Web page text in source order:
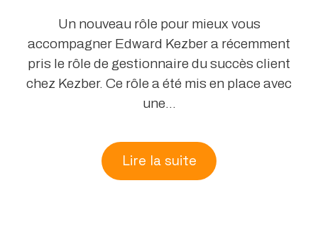
Un nouveau rôle pour mieux vous
accompagner Edward Kezber a récemment
pris le rôle de gestionnaire du succès client
chez Kezber. Ce rôle a été mis en place avec
une...
Lire la suite